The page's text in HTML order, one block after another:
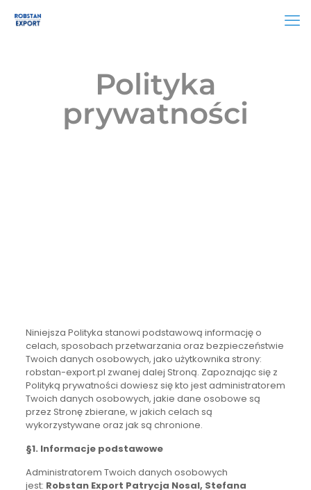
Polityka
prywatności
Niniejsza Polityka stanowi podstawową informację o
celach, sposobach przetwarzania oraz bezpieczeństwie
Twoich danych osobowych, jako użytkownika strony:
robstan-export.pl zwanej dalej Stroną. Zapoznając się z
Polityką prywatności dowiesz się kto jest administratorem
Twoich danych osobowych, jakie dane osobowe są
przez Stronę zbierane, w jakich celach są
wykorzystywane oraz jak są chronione.
§1. Informacje podstawowe
Administratorem Twoich danych osobowych
jest: Robstan Export Patrycja Nosal, Stefana